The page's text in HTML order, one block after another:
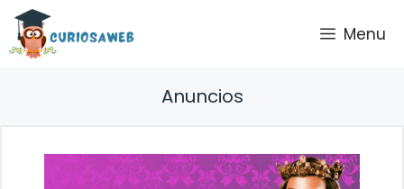
Saltar
contenido
Menu
Anuncios